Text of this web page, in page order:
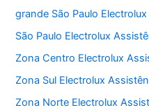
grande São Paulo
São Paulo Electrolux
Zona Centro Electrolux
Zona Sul Electrolux
Zona Norte Electrolux